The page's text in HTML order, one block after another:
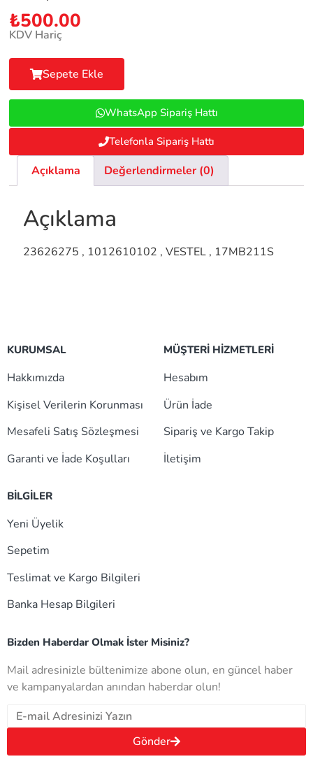
₺500.00
KDV Hariç
Sepete Ekle
WhatsApp Sipariş Hattı
Telefonla Sipariş Hattı
Açıklama Değerlendirmeler (0)
Açıklama
23626275 , 1012610102 , VESTEL , 17MB211S
KURUMSAL
Hakkımızda
Kişisel Verilerin Korunması
Mesafeli Satış Sözleşmesi
Garanti ve İade Koşulları
MÜŞTERİ HİZMETLERİ
Hesabım
Ürün İade
Sipariş ve Kargo Takip
İletişim
BİLGİLER
Yeni Üyelik
Sepetim
Teslimat ve Kargo Bilgileri
Banka Hesap Bilgileri
Bizden Haberdar Olmak İster Misiniz?
Mail adresinizle bültenimize abone olun, en güncel haber
ve kampanyalardan anından haberdar olun!
Gönder